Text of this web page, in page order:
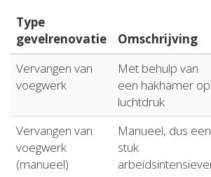
Type
gevelrenovatie
Omschrijving
Vervangen van
voegwerk
Met behulp van
een hakhamer op
luchtdruk
Vervangen van
voegwerk
(manueel)
Manueel, dus een
stuk